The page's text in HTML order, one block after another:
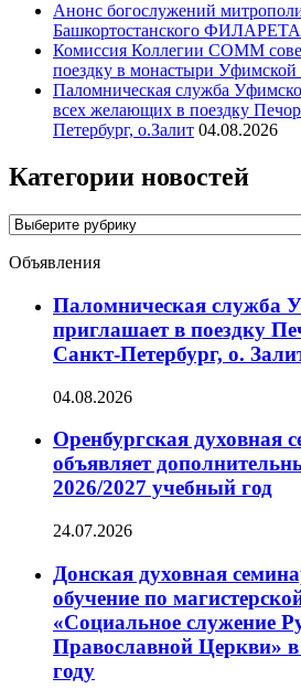
Анонс богослужений
Башкортостанского ФИЛАРЕТА
Комиссия Коллегии СОММ
поездку в монастыри Уфимской
Паломническая служба
всех желающих в поездку
Петербург, о.Залит 04.08.2026
Категории новостей
Категории
Объявления
Паломническая служба
приглашает в поездку
Санкт-Петербург, о.
04.08.2026
Оренбургская духовная
объявляет
2026/2027 учебный год
24.07.2026
Донская духовная
обучение по
«Социальное служение
Православной Церкви»
году